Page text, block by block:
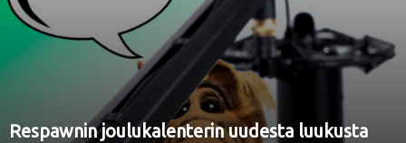
Respawnin joulukalenterin uudesta luukusta